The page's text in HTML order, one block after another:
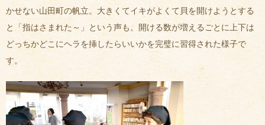
かせない山田町の帆立。大きくてイキがよくて貝を開けようとする
と「指はさまれた～」という声も。開ける数が増えるごとに上下は
どっちかどこにヘラを挿したらいいかを完璧に習得された様子で
す。